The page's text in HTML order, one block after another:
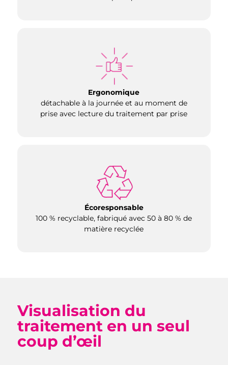
Ergonomique
détachable à la journée et au moment de
prise avec lecture du traitement par prise
Écoresponsable
100 % recyclable, fabriqué avec 50 à 80 % de
matière recyclée
Visualisation du
traitement en un seul
coup d’œil